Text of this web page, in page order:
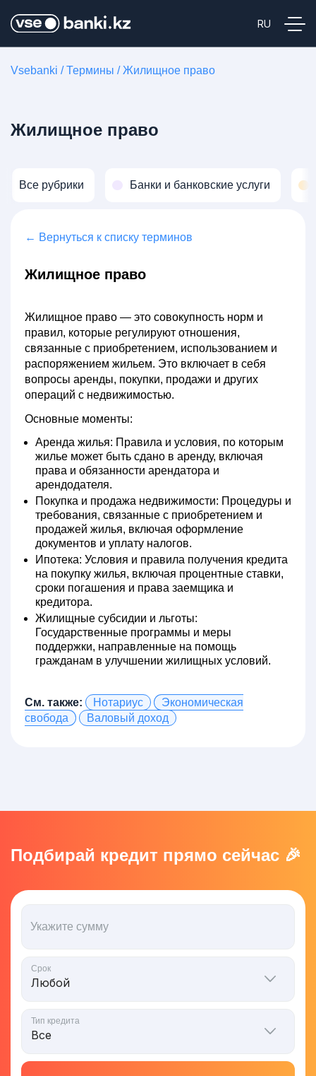
Vsebanki /Термины /Жилищное право
Жилищное право
Все рубрики Банки и банковские услуги
← Вернуться к списку терминов
Жилищное право
Жилищное право — это совокупность норм и
правил, которые регулируют отношения,
связанные с приобретением, использованием и
распоряжением жильем. Это включает в себя
вопросы аренды, покупки, продажи и других
операций с недвижимостью.
Основные моменты:
Аренда жилья: Правила и условия, по которым
жилье может быть сдано в аренду, включая
права и обязанности арендатора и
арендодателя.
Покупка и продажа недвижимости: Процедуры и
требования, связанные с приобретением и
продажей жилья, включая оформление
документов и уплату налогов.
Ипотека: Условия и правила получения кредита
на покупку жилья, включая процентные ставки,
сроки погашения и права заемщика и
кредитора.
Жилищные субсидии и льготы:
Государственные программы и меры
поддержки, направленные на помощь
гражданам в улучшении жилищных условий.
См. также: Нотариус
Экономическая
свобода
Валовый доход
Подбирай кредит прямо сейчас 🎉
Укажите сумму
Срок
Тип кредита